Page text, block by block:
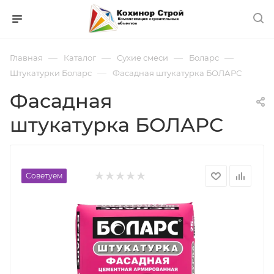
Главная — Каталог — Сухие смеси — Боларс —
Штукатурки Боларс — Фасадная штукатурка БОЛАРС
Фасадная
штукатурка БОЛАРС
Советуем